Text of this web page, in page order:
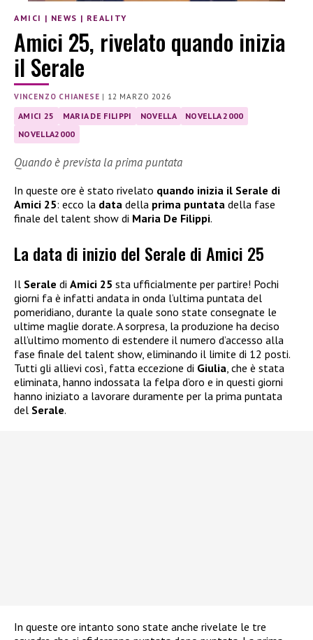
AMICI | NEWS | REALITY
Amici 25, rivelato quando inizia
il Serale
VINCENZO CHIANESE | 12 MARZO 2026
AMICI 25 MARIA DE FILIPPI NOVELLA
NOVELLA 2000
NOVELLA2000
Quando è prevista la prima puntata
In queste ore è stato rivelato quando inizia il Serale di
Amici 25: ecco la data della prima puntata della fase
finale del talent show di Maria De Filippi.
La data di inizio del Serale di Amici 25
Il Serale di Amici 25 sta ufficialmente per partire! Pochi
giorni fa è infatti andata in onda l’ultima puntata del
pomeridiano, durante la quale sono state consegnate le
ultime maglie dorate. A sorpresa, la produzione ha deciso
all’ultimo momento di estendere il numero d’accesso alla
fase finale del talent show, eliminando il limite di 12 posti.
Tutti gli allievi così, fatta eccezione di Giulia, che è stata
eliminata, hanno indossata la felpa d’oro e in questi giorni
hanno iniziato a lavorare duramente per la prima puntata
del Serale.
In queste ore intanto sono state anche rivelate le tre